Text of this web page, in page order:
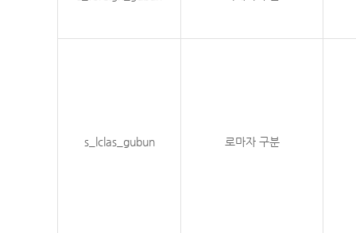
s_lclas_gubun 로마자 구분